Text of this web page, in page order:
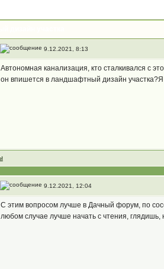
9.12.2021, 8:13
Автономная канализация, кто сталкивался с
он впишется в ландшафтный дизайн участка?Я
9.12.2021, 12:04
С этим вопросом лучше в Дачный форум, по
любом случае лучше начать с чтения, глядишь,